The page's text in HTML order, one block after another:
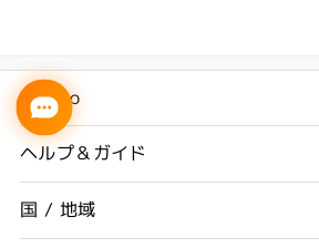
Firmoo
ヘルプ＆ガイド
国 / 地域